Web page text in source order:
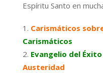
Espíritu Santo en
Carismáticos
Carismáticos
Evangelio del
Austeridad